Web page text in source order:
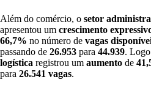
Além do comércio, o setor
apresentou um crescimento
66,7% no número de vagas
passando de 26.953 para 44.939.
logística registrou um aumento de
para 26.541 vagas.